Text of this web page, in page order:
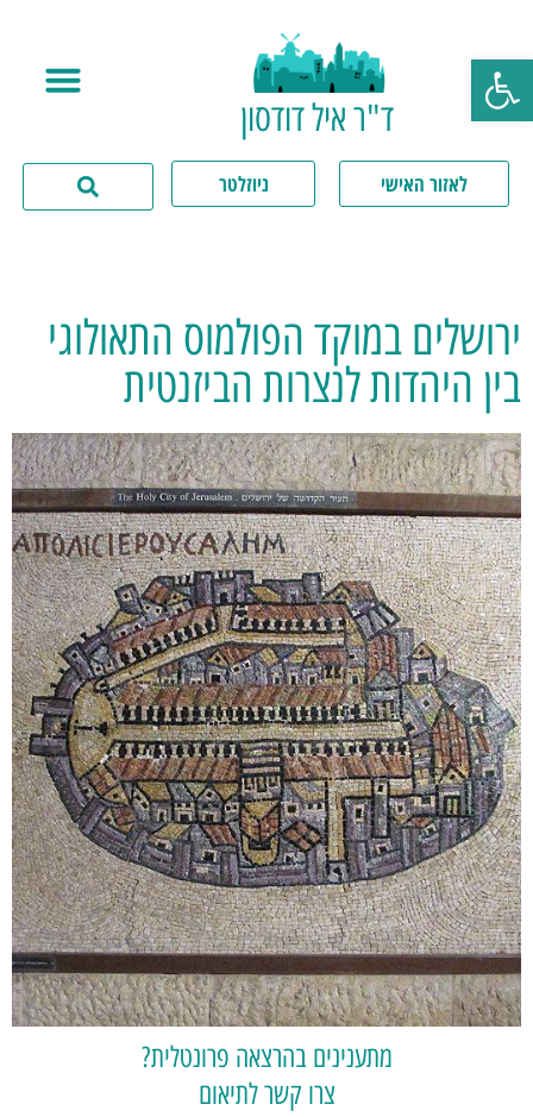
פתח סרגל נגישות
ד"ר איל דודסון
לאזור האישי ניוזלטר
ירושלים במוקד הפולמוס התאולוגי
בין היהדות לנצרות הביזנטית
מתענינים בהרצאה פרונטלית?
צרו קשר לתיאום